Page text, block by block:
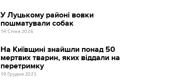
У Луцькому районі вовки
пошматували собак
14 Січня 2026
На Київщині знайшли понад 50
мертвих тварин, яких віддали на
перетримку
19 Грудня 2025